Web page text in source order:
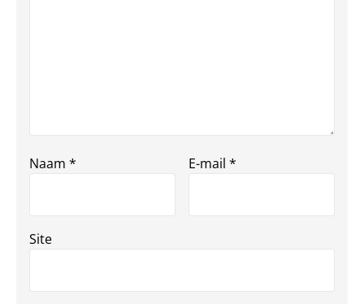
Naam * E-mail *
Site